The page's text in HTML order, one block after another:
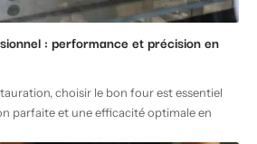
: performance et précision en
choisir le bon four est essentiel
parfaite et une efficacité optimale en